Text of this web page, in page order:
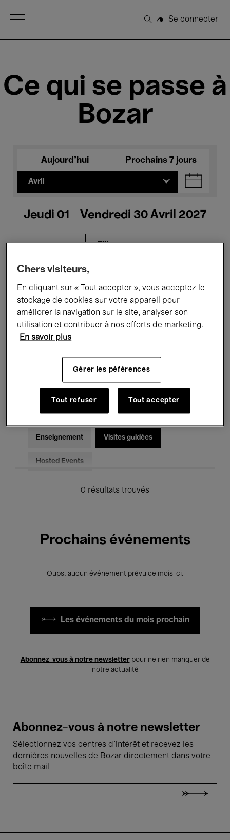
Open Menu
Rechercher
Se connecter
Ce qui se passe à
Bozar
Aujourd'hui Prochains 7 jours
Avril
Jeudi 01 - Vendredi 30 Avril 2027
Filtres
Expositions Films Performances
Rencontres & Débats Jazz
Musique électronique
Pour tous Kids’ Palace
Enseignement Visites guidées
Hosted Events
0 résultats trouvés
Prochains événements
Oups, aucun événement prévu ce mois-ci.
Les événements du mois prochain
Abonnez-vous à notre newsletterpour ne rien manquer de
notre actualité
Abonnez-vous à notre newsletter
Sélectionnez vos centres d'intérêt et recevez les
dernières nouvelles de Bozar directement dans votre
boîte mail
Chers visiteurs,
En cliquant sur « Tout accepter », vous acceptez le
stockage de cookies sur votre appareil pour
améliorer la navigation sur le site, analyser son
utilisation et contribuer à nos efforts de marketing.
En savoir plus
Gérer les péférences
Tout refuser Tout accepter